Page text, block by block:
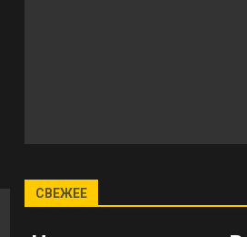
СВЕЖЕЕ